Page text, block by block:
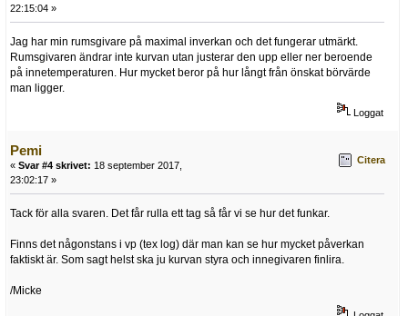
22:15:04 »
Jag har min rumsgivare på maximal inverkan och det fungerar utmärkt.
Rumsgivaren ändrar inte kurvan utan justerar den upp eller ner beroende
på innetemperaturen. Hur mycket beror på hur långt från önskat börvärde
man ligger.
Loggat
Pemi
« Svar #4 skrivet: 18 september 2017,
23:02:17 »
Citera
Tack för alla svaren. Det får rulla ett tag så får vi se hur det funkar.
Finns det någonstans i vp (tex log) där man kan se hur mycket påverkan
faktiskt är. Som sagt helst ska ju kurvan styra och innegivaren finlira.
/Micke